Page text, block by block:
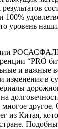
100%
уровень
“PRO
и важные
изменения в
другое.
из Китая,